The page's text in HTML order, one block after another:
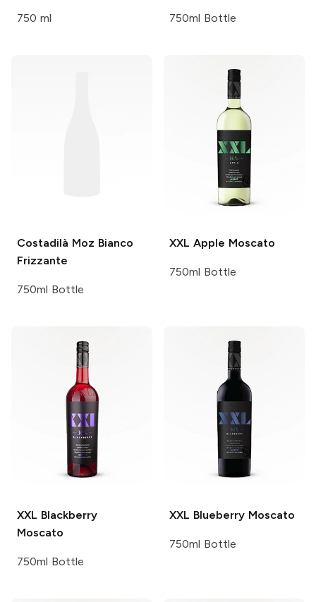
750 ml 750ml Bottle
Costadilà Moz Bianco
Frizzante
750ml Bottle
XXL Apple Moscato
750ml Bottle
XXL Blackberry
Moscato
750ml Bottle
XXL Blueberry Moscato
750ml Bottle